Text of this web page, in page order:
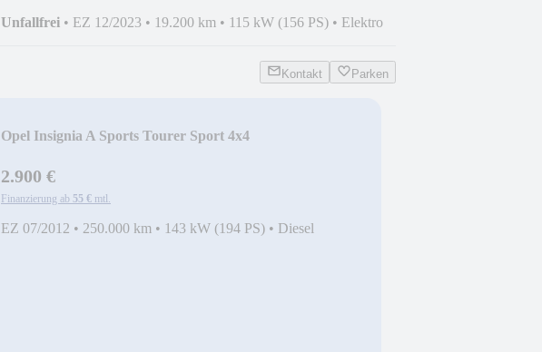
Unfallfrei • EZ 12/2023 • 19.200 km • 115 kW (156 PS) • Elektro
Kontakt Parken
Opel Insignia A Sports Tourer Sport 4x4
2.900 €
Finanzierung ab 55 € mtl.
EZ 07/2012 • 250.000 km • 143 kW (194 PS) • Diesel